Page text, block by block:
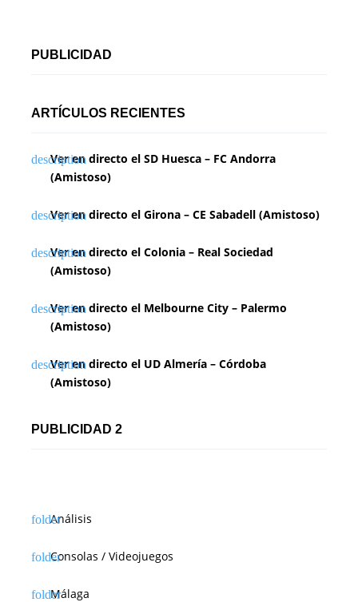
PUBLICIDAD
ARTÍCULOS RECIENTES
Ver en directo el SD Huesca – FC Andorra
(Amistoso)
Ver en directo el Girona – CE Sabadell (Amistoso)
Ver en directo el Colonia – Real Sociedad
(Amistoso)
Ver en directo el Melbourne City – Palermo
(Amistoso)
Ver en directo el UD Almería – Córdoba
(Amistoso)
PUBLICIDAD 2
Análisis
Consolas / Videojuegos
Málaga